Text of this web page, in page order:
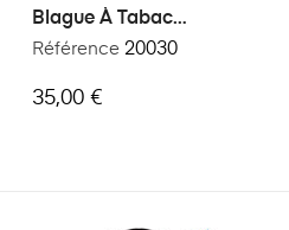
Blague À Tabac
Classique Bicolore
Référence 20030
35,00 €